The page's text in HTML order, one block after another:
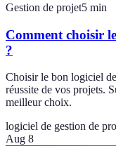
Gestion de projet5 min
Comment choisir
?
Choisir le bon logiciel
réussite de vos projets.
meilleur choix.
logiciel de gestion de
Aug 8